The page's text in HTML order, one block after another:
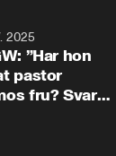
2025
”Har hon
pastor
fru? Svar